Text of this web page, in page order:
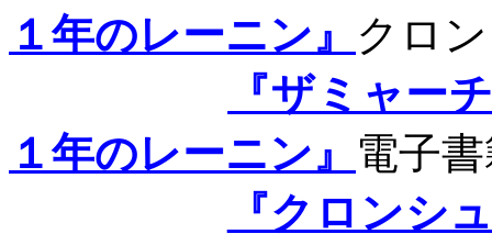
１年のレーニン』 クロ
『ザミャー
１年のレーニン』 電子
『クロンシ